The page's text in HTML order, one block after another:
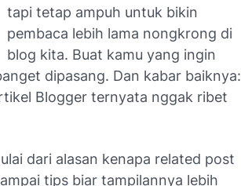
tapi tetap ampuh untuk bikin
pembaca lebih lama nongkrong di
blog kita. Buat kamu yang ingin
dipasang. Dan kabar baiknya:
Blogger ternyata nggak ribet
dari alasan kenapa related post
tips biar tampilannya lebih